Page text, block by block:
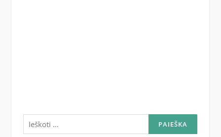
Ieškoti: